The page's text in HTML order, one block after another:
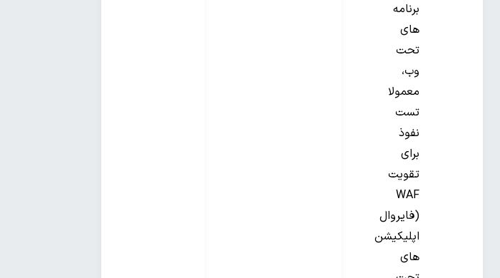
برنامه
های
تحت
وب،
معمولا
تست
نفوذ
برای
تقویت
WAF
(فایروال
اپلیکیشن
های